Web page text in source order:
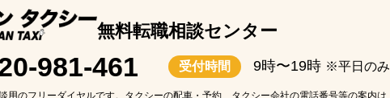
無料転職相談センター
981-461 受付時間 9時〜19時 ※平日のみ
用のフリーダイヤルです。タクシーの配車・予約、タクシー会社の電話番号等の案内は